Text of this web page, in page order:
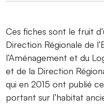
Ces fiches sont le fruit
Direction Régionale de
l’Aménagement et du
et de la Direction
qui en 2015 ont publié
portant sur l’habitat